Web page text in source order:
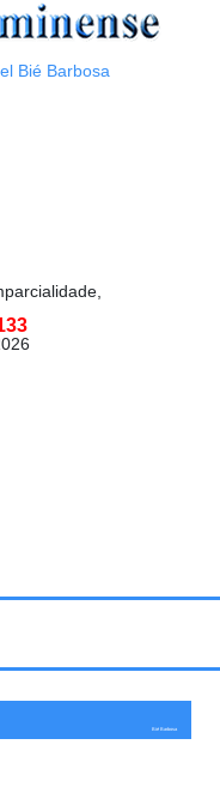
Bié Barbosa
Bié Barbosa